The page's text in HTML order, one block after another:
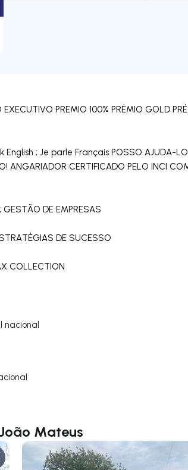
PREMIO 100% PRÉMIO GOLD
English ; Je parle Français POSSO AJUDA-
ANGARIADOR CERTIFICADO PELO INCI
DE EMPRESAS
DE SUCESSO
COLLECTION
nacional
Mateus